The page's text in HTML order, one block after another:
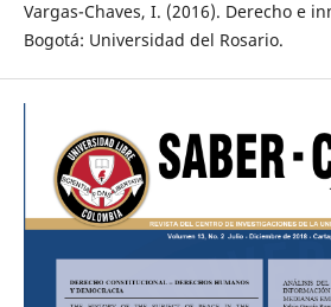
Vargas-Chaves, I. (2016). Derecho e
Bogotá: Universidad del Rosario.